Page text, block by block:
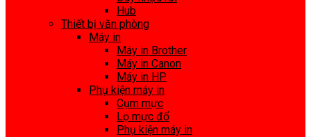
Hub
Thiết bị văn phòng
Máy in
Máy in Brother
Máy in Canon
Máy in HP
Phụ kiện máy in
Cụm mực
Lọ mực đổ
Phụ kiện máy in